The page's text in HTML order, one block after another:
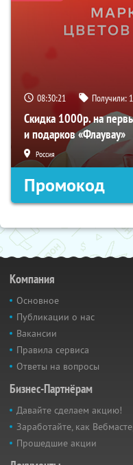
08:30:20 Получили:
Скидка 1000р. на
и подарков «Флаувау»
Россия
Промокод
Компания
Основное
Публикации о нас
Вакансии
Правила сервиса
Ответы на вопросы
Бизнес-Партнёрам
Давайте сделаем акцию!
Заработайте, как
Прошедшие акции